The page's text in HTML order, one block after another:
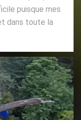
puisque mes
dans toute la